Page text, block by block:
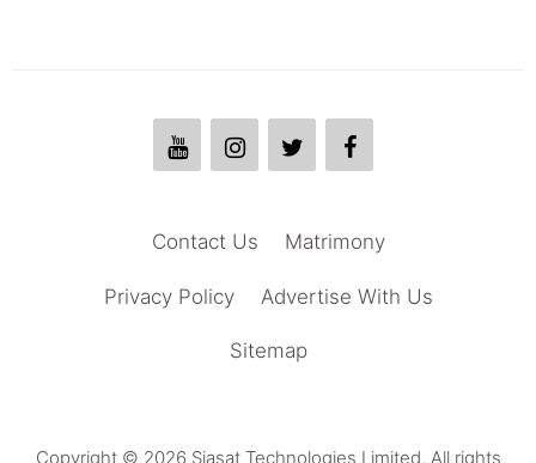
Matrimony
Contact Us
Advertise With Us
Privacy Policy
Sitemap
Copyright © 2026 Siasat Technologies Limited. All rights